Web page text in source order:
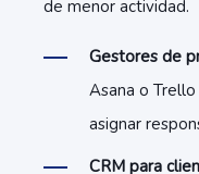
de menor actividad.
Gestores de
Asana o
asignar
CRM para